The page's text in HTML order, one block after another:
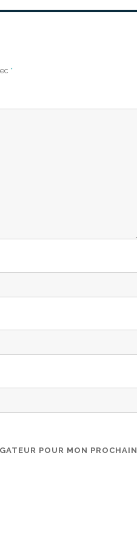
*
POUR MON PROCHAIN